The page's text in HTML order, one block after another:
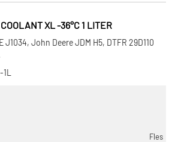
XL -36°C 1 LITER
J1034, John Deere JDM H5, DTFR 29D110
1L
Fles